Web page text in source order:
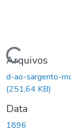
Carregando...
Arquivos
d-ao-sargento-
(251,64 KB)
Data
1896